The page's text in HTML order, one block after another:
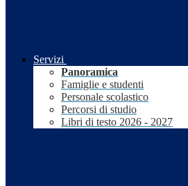
Servizi
Panoramica
Famiglie e studenti
Personale scolastico
Percorsi di studio
Libri di testo 2026 - 2027